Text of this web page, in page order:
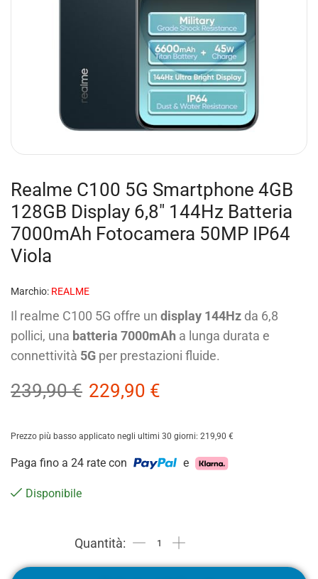
Realme C100 5G Smartphone 4GB
128GB Display 6,8″ 144Hz Batteria
7000mAh Fotocamera 50MP IP64
Viola
Marchio: REALME
Il realme C100 5G offre un display 144Hz da 6,8
pollici, una batteria 7000mAh a lunga durata e
connettività 5G per prestazioni fluide.
239,90€ 229,90 €
Prezzo più basso applicato negli ultimi 30 giorni: 219,90 €
Paga fino a 24 rate con e
Disponibile